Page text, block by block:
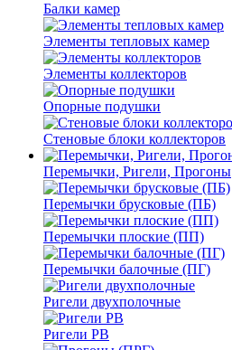
Балки камер
Элементы тепловых камер
Элементы коллекторов
Опорные подушки
Стеновые блоки коллекторов
Перемычки, Ригели, Прогоны
Перемычки брусковые (ПБ)
Перемычки плоские (ПП)
Перемычки балочные (ПГ)
Ригели двухполочные
Ригели РВ